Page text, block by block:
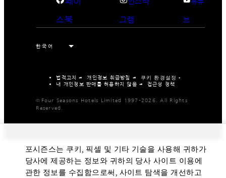
스북
그램 브
법적고지 개인정보 취급방침
쿠키 환경설정
내 개인정보 판매를 허용하지 않음
접근성 정책
©Four Seasons Hotels Limited 1997-2026. All Rights
Reserved.
포시즌스는 쿠키, 픽셀 및 기타 기술을 사용해 귀하가
당사에 제공하는 정보와 귀하의 당사 사이트 이용에
관한 정보를 수집함으로써, 사이트 탐색을 개선하고